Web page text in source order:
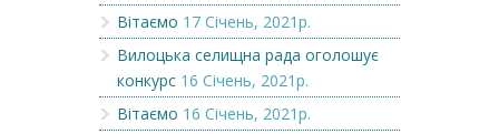
Вітаємо 17 Січень, 2021р.
Вилоцька селищна рада оголошує
конкурс 16 Січень, 2021р.
Вітаємо 16 Січень, 2021р.